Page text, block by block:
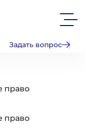
Задать вопрос
право
право